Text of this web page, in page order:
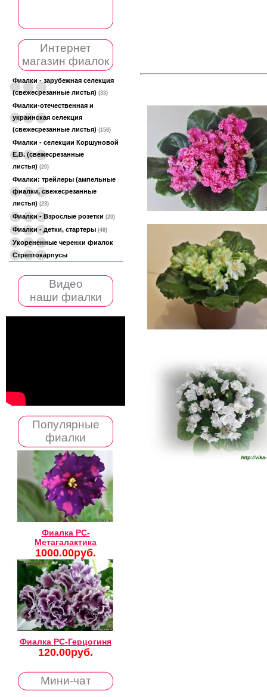
Интернет
магазин фиалок
Фиалки - зарубежная селекция
(свежесрезанные листья) (33)
Фиалки-отечественная и
украинская селекция
(свежесрезанные листья) (156)
Фиалки - селекции Коршуновой
Е.В. (свежесрезанные
листья) (20)
Фиалки: трейлеры (ампельные
фиалки, свежесрезанные
листья) (23)
Фиалки - Взрослые розетки (20)
Фиалки - детки, стартеры (48)
Укорененные черенки фиалок
Стрептокарпусы
Видео
наши фиалки
Популярные
фиалки
Фиалка РС-
Метагалактика
1000.00руб.
Фиалка РС-Герцогиня
120.00руб.
Мини-чат